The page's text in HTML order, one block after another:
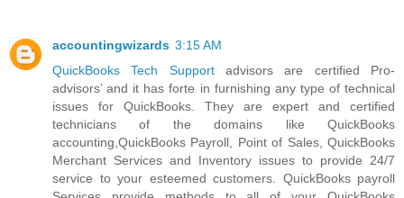
accountingwizards 3:15 AM
QuickBooks Tech Supportadvisors are certified Pro-
advisors’ and it has forte in furnishing any type of technical
issues for QuickBooks. They are expert and certified
technicians of the domains like QuickBooks
accounting,QuickBooks Payroll, Point of Sales, QuickBooks
Merchant Services and Inventory issues to provide 24/7
service to your esteemed customers. QuickBooks payroll